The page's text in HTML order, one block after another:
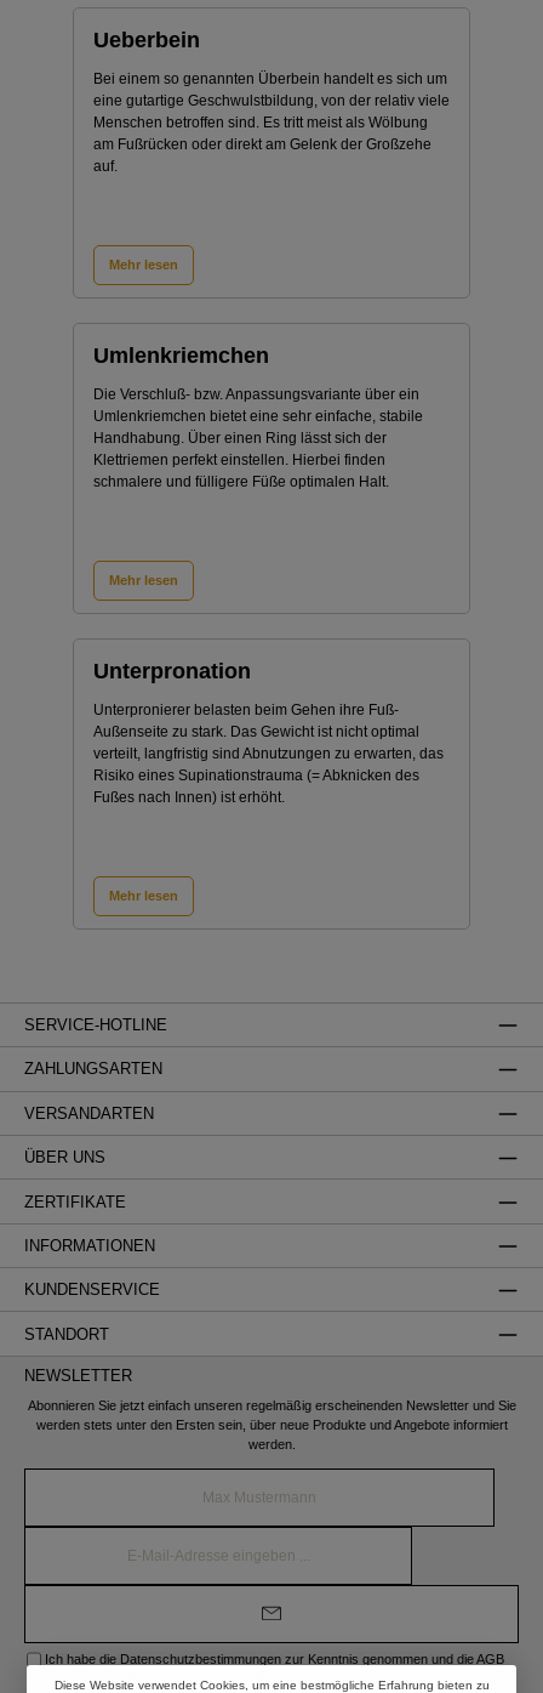
Ueberbein
Bei einem so genannten Überbein handelt es sich um
eine gutartige Geschwulstbildung, von der relativ viele
Menschen betroffen sind. Es tritt meist als Wölbung
am Fußrücken oder direkt am Gelenk der Großzehe
auf.
Mehr lesen
Umlenkriemchen
Die Verschluß- bzw. Anpassungsvariante über ein
Umlenkriemchen bietet eine sehr einfache, stabile
Handhabung. Über einen Ring lässt sich der
Klettriemen perfekt einstellen. Hierbei finden
schmalere und fülligere Füße optimalen Halt.
Mehr lesen
Unterpronation
Unterpronierer belasten beim Gehen ihre Fuß-
Außenseite zu stark. Das Gewicht ist nicht optimal
verteilt, langfristig sind Abnutzungen zu erwarten, das
Risiko eines Supinationstrauma (= Abknicken des
Fußes nach Innen) ist erhöht.
Mehr lesen
SERVICE-HOTLINE
ZAHLUNGSARTEN
VERSANDARTEN
ÜBER UNS
ZERTIFIKATE
INFORMATIONEN
KUNDENSERVICE
STANDORT
NEWSLETTER
Abonnieren Sie jetzt einfach unseren regelmäßig erscheinenden Newsletter und Sie
werden stets unter den Ersten sein, über neue Produkte und Angebote informiert
werden.
Mail-
Ich habe die Datenschutzbestimmungen zur Kenntnis genommen und dieAGB
Diese Website verwendet Cookies, um eine bestmögliche Erfahrung bieten zu